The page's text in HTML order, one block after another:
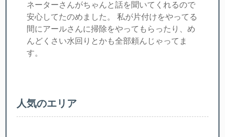
ネーターさんがちゃんと話を聞いてくれるので
安心してたのめました。 私が片付けをやってる
間にアールさんに掃除をやってもらったり、め
んどくさい水回りとかも全部頼んじゃってま
す。
人気のエリア